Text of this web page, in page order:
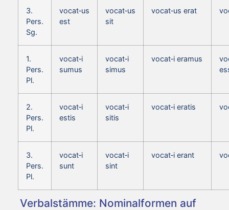
3.
Pers.
Sg.
vocat‑us
est
vocat‑us
sit
vocat‑us erat
1.
Pers.
Pl.
vocat‑i
sumus
vocat‑i
simus
vocat‑i eramus
2.
Pers.
Pl.
vocat‑i
estis
vocat‑i
sitis
vocat‑i eratis
3.
Pers.
Pl.
vocat‑i
sunt
vocat‑i
sint
vocat‑i erant
Verbalstämme: Nominalformen auf